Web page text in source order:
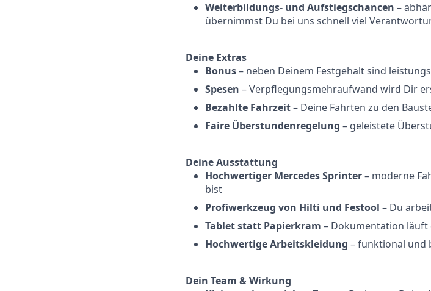
Weiterbildungs- und Aufstiegschancen –
übernimmst Du bei uns schnell viel
Deine Extras
Bonus– neben Deinem Festgehalt sind
Spesen – Verpflegungsmehraufwand wird Dir
Bezahlte Fahrzeit– Deine Fahrten zu den
Faire Überstundenregelung – geleistete
Deine Ausstattung
Hochwertiger Mercedes Sprinter– moderne
bist
Profiwerkzeug von Hilti und Festool – Du
Tablet statt Papierkram – Dokumentation
Hochwertige Arbeitskleidung – funktional und
Dein Team & Wirkung